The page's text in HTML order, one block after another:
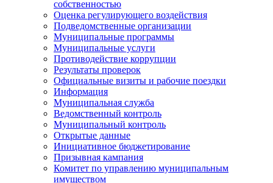
собственностью
Оценка регулирующего воздействия
Подведомственные организации
Муниципальные программы
Муниципальные услуги
Противодействие коррупции
Результаты проверок
Официальные визиты и рабочие поездки
Информация
Муниципальная служба
Ведомственный контроль
Муниципальный контроль
Открытые данные
Инициативное бюджетирование
Призывная кампания
Комитет по управлению муниципальным
имуществом